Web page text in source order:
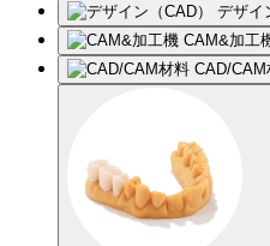
デザイ
CAM&加工
CAD/CAM